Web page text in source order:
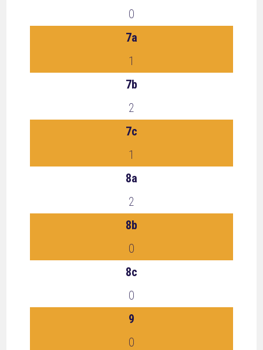
0
7a
1
7b
2
7c
1
8a
2
8b
0
8c
0
9
0